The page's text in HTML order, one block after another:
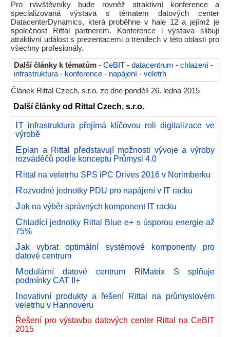
Pro návštěvníky bude rovněž atraktivní konference a
specializovaná výstava s tématem datových center
DatacenterDynamics, která proběhne v hale 12 a jejímž je
společnost Rittal partnerem. Konference i výstava slibují
atraktivní událost s prezentacemi o trendech v této oblasti pro
všechny profesionály.
Další články k tématům - CeBIT - datacentrum - chlazení -
infrastruktura - konference - napájení - veletrh
Článek Rittal Czech, s.r.o. ze dne pondělí 26. ledna 2015
Další články od Rittal Czech, s.r.o.
IT infrastruktura přejímá klíčovou roli digitalizace ve
výrobě
Eplan a Rittal představují možnosti vývoje a výroby
rozváděčů podle konceptu Průmysl 4.0
Rittal na veletrhu SPS iPC Drives 2016 v Norimberku
Rozvodné jednotky PDU pro napájení v IT racku
Jak na výběr správných komponent IT racku
Chladící jednotky Rittal Blue e+ s úsporou energie až
75%
Jak vybrat optimální systémové komponenty pro
datové centrum
Modulární datové centrum RiMatrix S splňuje
podmínky CAT II+
Inovativní produkty a řešení Rittal na průmyslovém
veletrhu v Hannoveru
Řešení pro výstavbu datových center Rittal na CeBIT
2015